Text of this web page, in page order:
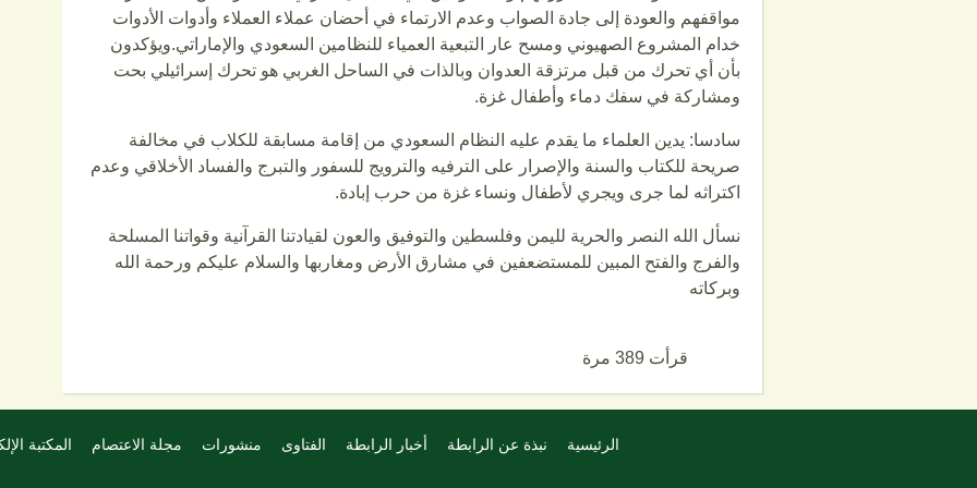
مواقفهم والعودة إلى جادة الصواب وعدم الارتماء في أحضان عملاء العملاء وأدوات الأدوات
خدام المشروع الصهيوني ومسح عار التبعية العمياء للنظامين السعودي والإماراتي.ويؤكدون
بأن أي تحرك من قبل مرتزقة العدوان وبالذات في الساحل الغربي هو تحرك إسرائيلي بحت
ومشاركة في سفك دماء وأطفال غزة.
سادسا: يدين العلماء ما يقدم عليه النظام السعودي من إقامة مسابقة للكلاب في مخالفة
صريحة للكتاب والسنة والإصرار على الترفيه والترويج للسفور والتبرج والفساد الأخلاقي وعدم
اكتراثه لما جرى ويجري لأطفال ونساء غزة من حرب إبادة.
نسأل الله النصر والحرية لليمن وفلسطين والتوفيق والعون لقيادتنا القرآنية وقواتنا المسلحة
والفرج والفتح المبين للمستضعفين في مشارق الأرض ومغاربها والسلام عليكم ورحمة الله
وبركاته
قرأت 389 مرة
الرئيسية نبذة عن الرابطة أخبار الرابطة الفتاوى منشورات مجلة الاعتصام المكتبة